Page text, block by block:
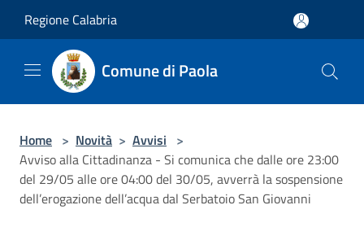
Regione Calabria
Comune di Paola
Home > Novità > Avvisi >
Avviso alla Cittadinanza - Si comunica che dalle ore 23:00
del 29/05 alle ore 04:00 del 30/05, avverrà la sospensione
dell’erogazione dell’acqua dal Serbatoio San Giovanni